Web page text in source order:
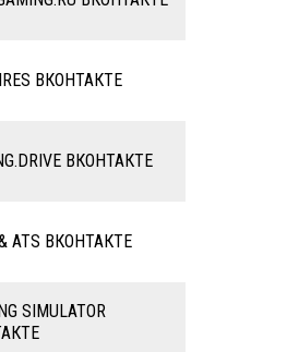
ВКОНТАКТЕ
ВКОНТАКТЕ
ATS ВКОНТАКТЕ
SIMULATOR